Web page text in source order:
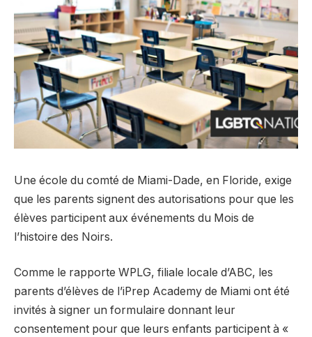
Une école du comté de Miami-Dade, en Floride, exige
que les parents signent des autorisations pour que les
élèves participent aux événements du Mois de
l’histoire des Noirs.
Comme le rapporte WPLG, filiale locale d’ABC, les
parents d’élèves de l’iPrep Academy de Miami ont été
invités à signer un formulaire donnant leur
consentement pour que leurs enfants participent à «